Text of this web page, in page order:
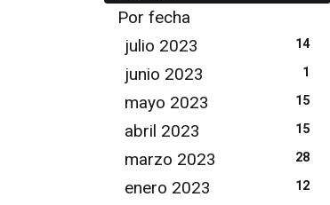
Por fecha
julio 2023
14
junio 2023 1
mayo 2023 15
abril 2023 15
marzo 2023 28
enero 2023 12